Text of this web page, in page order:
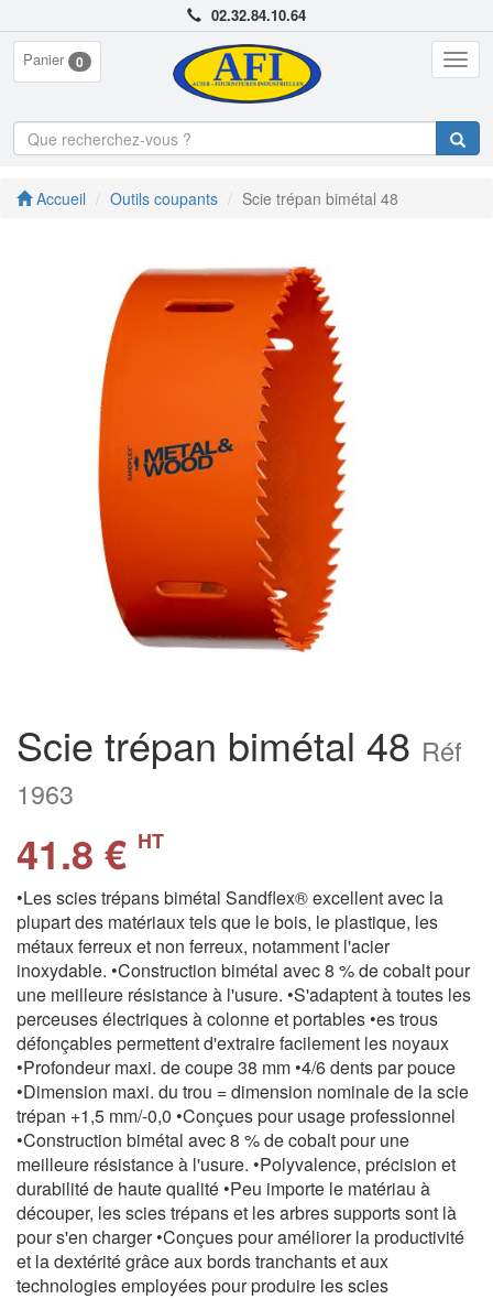
02.32.84.10.64
Panier 0
Accueil Outils coupants Scie trépan bimétal 48
Scie trépan bimétal 48 Réf
1963
41.8 € HT
•Les scies trépans bimétal Sandflex® excellent avec la
plupart des matériaux tels que le bois, le plastique, les
métaux ferreux et non ferreux, notamment l'acier
inoxydable. •Construction bimétal avec 8 % de cobalt pour
une meilleure résistance à l'usure. •S'adaptent à toutes les
perceuses électriques à colonne et portables •es trous
défonçables permettent d'extraire facilement les noyaux
•Profondeur maxi. de coupe 38 mm •4/6 dents par pouce
•Dimension maxi. du trou = dimension nominale de la scie
trépan +1,5 mm/-0,0 •Conçues pour usage professionnel
•Construction bimétal avec 8 % de cobalt pour une
meilleure résistance à l'usure. •Polyvalence, précision et
durabilité de haute qualité •Peu importe le matériau à
découper, les scies trépans et les arbres supports sont là
pour s'en charger •Conçues pour améliorer la productivité
et la dextérité grâce aux bords tranchants et aux
technologies employées pour produire les scies